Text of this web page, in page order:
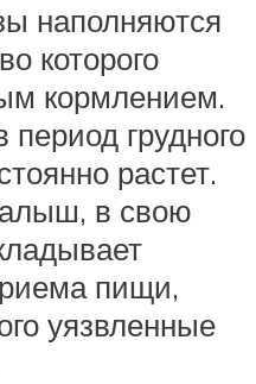
наполняются
которого
кормлением.
период грудного
растет.
в свою
пищи,
уязвленные